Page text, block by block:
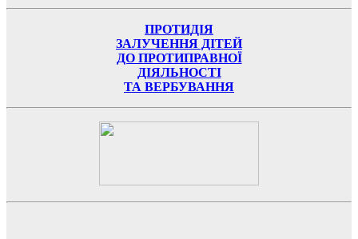
ПРОТИДІЯ
ЗАЛУЧЕННЯ ДІТЕЙ
ДО ПРОТИПРАВНОЇ
ДІЯЛЬНОСТІ
ТА ВЕРБУВАННЯ